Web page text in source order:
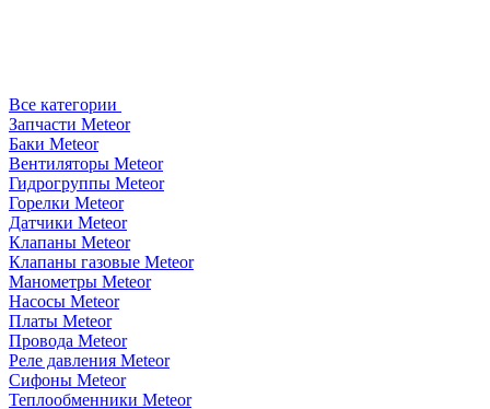
Все категории
Запчасти Meteor
Баки Meteor
Вентиляторы Meteor
Гидрогруппы Meteor
Горелки Meteor
Датчики Meteor
Клапаны Meteor
Клапаны газовые Meteor
Манометры Meteor
Насосы Meteor
Платы Meteor
Провода Meteor
Реле давления Meteor
Сифоны Meteor
Теплообменники Meteor